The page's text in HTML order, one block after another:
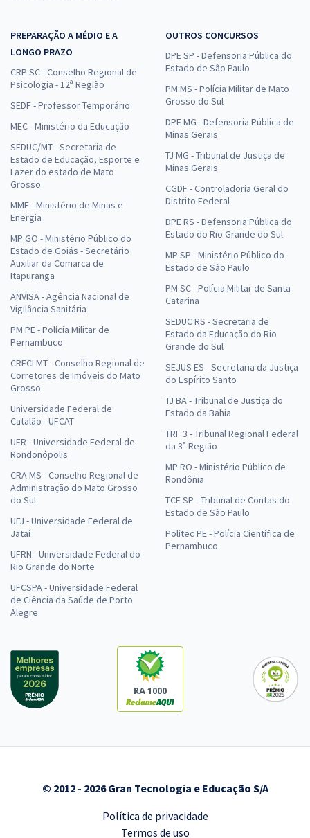
PREPARAÇÃO A MÉDIO E A
LONGO PRAZO
CRP SC - Conselho Regional de
Psicologia - 12ª Região
SEDF - Professor Temporário
MEC - Ministério da Educação
SEDUC/MT - Secretaria de
Estado de Educação, Esporte e
Lazer do estado de Mato
Grosso
MME - Ministério de Minas e
Energia
MP GO - Ministério Público do
Estado de Goiás - Secretário
Auxiliar da Comarca de
Itapuranga
ANVISA - Agência Nacional de
Vigilância Sanitária
PM PE - Polícia Militar de
Pernambuco
CRECI MT - Conselho Regional de
Corretores de Imóveis do Mato
Grosso
Universidade Federal de
Catalão - UFCAT
UFR - Universidade Federal de
Rondonópolis
CRA MS - Conselho Regional de
Administração do Mato Grosso
do Sul
UFJ - Universidade Federal de
Jataí
UFRN - Universidade Federal do
Rio Grande do Norte
UFCSPA - Universidade Federal
de Ciência da Saúde de Porto
Alegre
OUTROS CONCURSOS
DPE SP - Defensoria Pública do
Estado de São Paulo
PM MS - Polícia Militar de Mato
Grosso do Sul
DPE MG - Defensoria Pública de
Minas Gerais
TJ MG - Tribunal de Justiça de
Minas Gerais
CGDF - Controladoria Geral do
Distrito Federal
DPE RS - Defensoria Pública do
Estado do Rio Grande do Sul
MP SP - Ministério Público do
Estado de São Paulo
PM SC - Polícia Militar de Santa
Catarina
SEDUC RS - Secretaria de
Estado da Educação do Rio
Grande do Sul
SEJUS ES - Secretaria da Justiça
do Espírito Santo
TJ BA - Tribunal de Justiça do
Estado da Bahia
TRF 3 - Tribunal Regional Federal
da 3ª Região
MP RO - Ministério Público de
Rondônia
TCE SP - Tribunal de Contas do
Estado de São Paulo
Politec PE - Polícia Científica de
Pernambuco
RA 1000
© 2012 - 2026 Gran Tecnologia e Educação S/A
Política de privacidade
Termos de uso